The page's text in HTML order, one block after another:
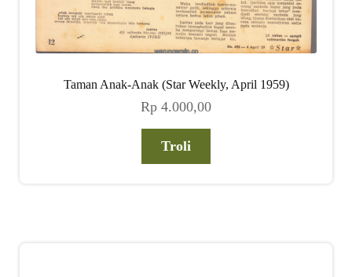
Taman Anak-Anak (Star Weekly, April 1959)
Rp 4.000,00
Troli